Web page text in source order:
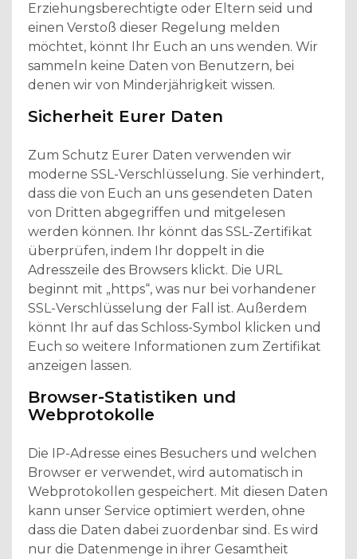
Erziehungsberechtigte oder Eltern seid und
einen Verstoß dieser Regelung melden
möchtet, könnt Ihr Euch an uns wenden. Wir
sammeln keine Daten von Benutzern, bei
denen wir von Minderjährigkeit wissen.
Sicherheit Eurer Daten
Zum Schutz Eurer Daten verwenden wir
moderne SSL-Verschlüsselung. Sie verhindert,
dass die von Euch an uns gesendeten Daten
von Dritten abgegriffen und mitgelesen
werden können. Ihr könnt das SSL-Zertifikat
überprüfen, indem Ihr doppelt in die
Adresszeile des Browsers klickt. Die URL
beginnt mit „https“, was nur bei vorhandener
SSL-Verschlüsselung der Fall ist. Außerdem
könnt Ihr auf das Schloss-Symbol klicken und
Euch so weitere Informationen zum Zertifikat
anzeigen lassen.
Browser-Statistiken und
Webprotokolle
Die IP-Adresse eines Besuchers und welchen
Browser er verwendet, wird automatisch in
Webprotokollen gespeichert. Mit diesen Daten
kann unser Service optimiert werden, ohne
dass die Daten dabei zuordenbar sind. Es wird
nur die Datenmenge in ihrer Gesamtheit